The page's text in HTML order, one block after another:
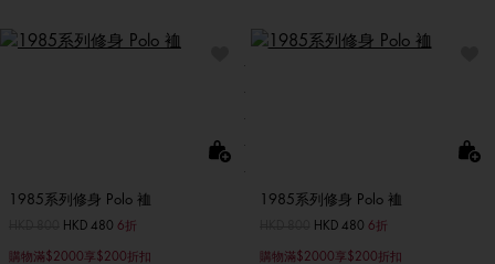
1985系列修身 Polo 裇
價格扣減從至HKD 480 6折
購物滿$2000享$200折扣
1985系列修身 Polo 裇
價格扣減從至HKD 480 6折
購物滿$2000享$200折扣